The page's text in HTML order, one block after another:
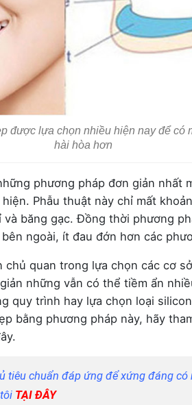
được lựa chọn nhiều hiện nay để có
hài hòa hơn
phương pháp đơn giản nhất
Phẫu thuật này chỉ mất
băng gạc. Đồng thời phương
ngoài, ít đau đớn hơn các
chủ quan trong lựa chọn các cơ
những vẫn có thể tiềm ẩn
quy trình hay lựa chọn loại
bằng phương pháp này, hãy
tiêu chuẩn đáp ứng để xứng đáng có
TẠI ĐÂY